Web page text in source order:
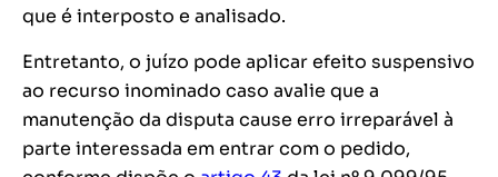
que é interposto e analisado.
Entretanto, o juízo pode aplicar efeito suspensivo
ao recurso inominado caso avalie que a
manutenção da disputa cause erro irreparável à
parte interessada em entrar com o pedido,